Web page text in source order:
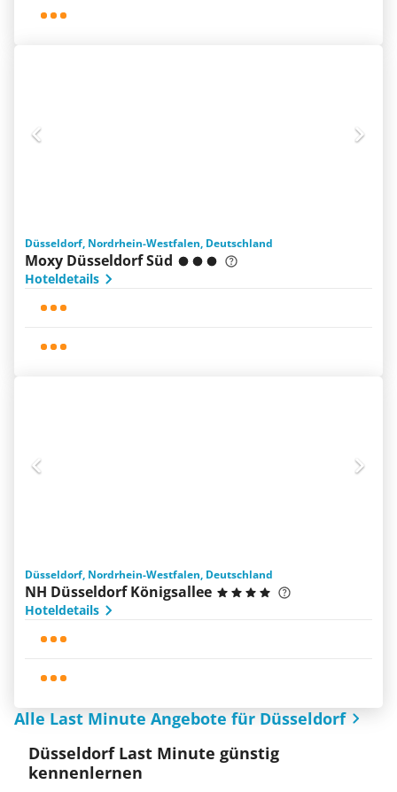
Düsseldorf, Nordrhein-Westfalen, Deutschland
Moxy Düsseldorf Süd
Hoteldetails
Düsseldorf, Nordrhein-Westfalen, Deutschland
NH Düsseldorf Königsallee
Hoteldetails
Alle Last Minute Angebote für Düsseldorf
Düsseldorf Last Minute günstig
kennenlernen